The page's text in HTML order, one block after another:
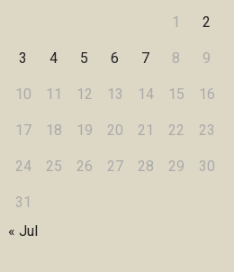
1 2
3 4 5 6 7 8 9
10 11 12 13 14 15 16
17 18 19 20 21 22 23
24 25 26 27 28 29 30
31
« Jul